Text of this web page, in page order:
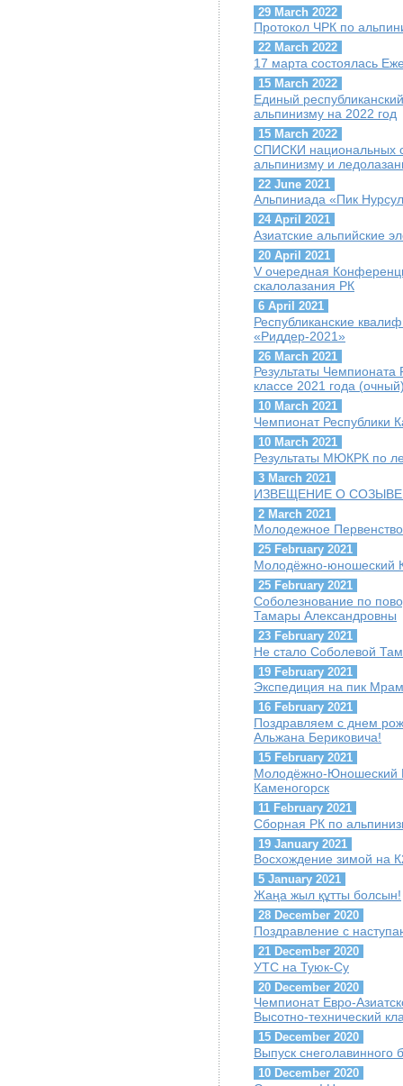
29 March 2022
Протокол ЧРК по
22 March 2022
17 марта состоялась
15 March 2022
Единый
альпинизму на 2022 год
15 March 2022
СПИСКИ национальных
альпинизму и
22 June 2021
Альпиниада «Пик
24 April 2021
Азиатские альпийские
20 April 2021
V очередная
скалолазания РК
6 April 2021
Республиканские
«Риддер-2021»
26 March 2021
Результаты Чемпионата
классе 2021 года
10 March 2021
Чемпионат Республики
10 March 2021
Результаты МЮКРК по
3 March 2021
ИЗВЕЩЕНИЕ О
2 March 2021
Молодежное
25 February 2021
Молодёжно-юношеский
25 February 2021
Соболезнование по
Тамары Александровны
23 February 2021
Не стало Соболевой
19 February 2021
Экспедиция на пик
16 February 2021
Поздравляем с днем
Альжана Бериковича!
15 February 2021
Молодёжно-Юношеский
Каменогорск
11 February 2021
Сборная РК по
19 January 2021
Восхождение зимой на
5 January 2021
Жаңа жыл құтты болсын!
28 December 2020
Поздравление с
21 December 2020
УТС на Туюк-Су
20 December 2020
Чемпионат Евро-
Высотно-технический
15 December 2020
Выпуск снеголавинного
10 December 2020